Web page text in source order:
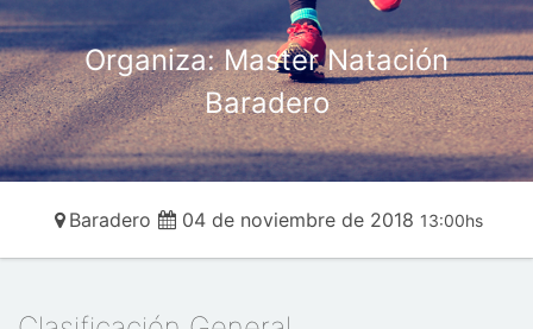
Organiza: Master Natación
Baradero
Baradero 04 de noviembre de 2018 13:00hs